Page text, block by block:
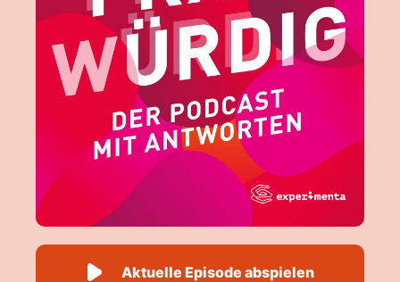
Aktuelle Episode abspielen